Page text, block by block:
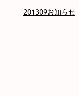
201309お知らせ